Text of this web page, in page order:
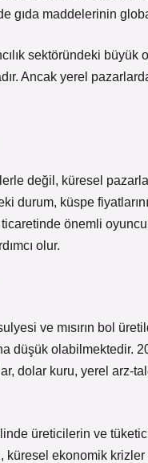
gıda maddelerinin
sektöründeki büyük
Ancak yerel
değil, küresel
durum, küspe
önemli
olur.
ve mısırın bol
düşük olabilmektedir.
dolar kuru, yerel arz-
üreticilerin ve
ekonomik